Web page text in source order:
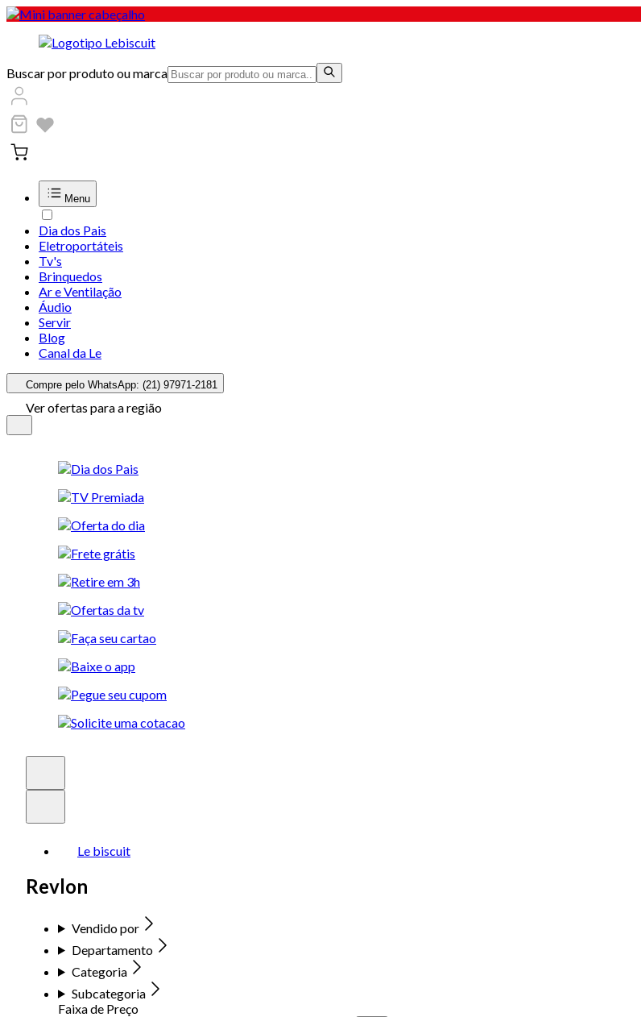
Buscar por produto ou marca
Menu
Dia dos Pais
Eletroportáteis
Tv's
Brinquedos
Ar e Ventilação
Áudio
Servir
Blog
Canal da Le
Compre pelo WhatsApp: (21) 97971-2181
Ver ofertas para a região
Le biscuit
Revlon
Vendido por
Departamento
Categoria
Subcategoria
Faixa de Preço